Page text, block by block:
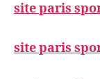
site paris
site paris